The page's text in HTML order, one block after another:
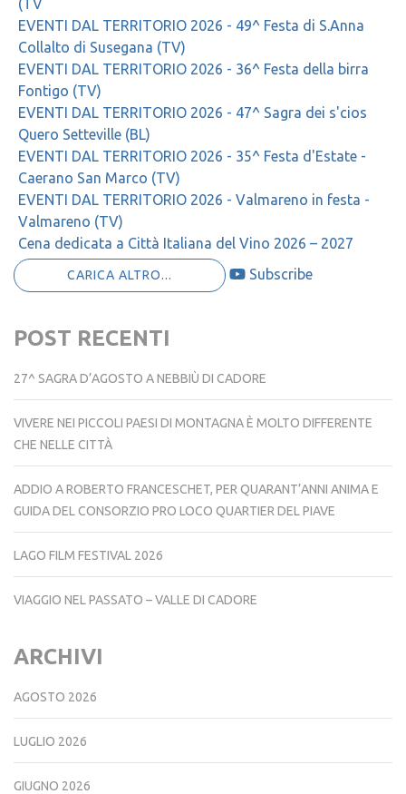
(TV
EVENTI DAL TERRITORIO 2026 - 49^ Festa di S.Anna
Collalto di Susegana (TV)
EVENTI DAL TERRITORIO 2026 - 36^ Festa della birra
Fontigo (TV)
EVENTI DAL TERRITORIO 2026 - 47^ Sagra dei s'cios
Quero Setteville (BL)
EVENTI DAL TERRITORIO 2026 - 35^ Festa d'Estate -
Caerano San Marco (TV)
EVENTI DAL TERRITORIO 2026 - Valmareno in festa -
Valmareno (TV)
Cena dedicata a Città Italiana del Vino 2026 – 2027
CARICA ALTRO... Subscribe
POST RECENTI
27^ SAGRA D’AGOSTO A NEBBIÙ DI CADORE
VIVERE NEI PICCOLI PAESI DI MONTAGNA È MOLTO DIFFERENTE
CHE NELLE CITTÀ
ADDIO A ROBERTO FRANCESCHET, PER QUARANT’ANNI ANIMA E
GUIDA DEL CONSORZIO PRO LOCO QUARTIER DEL PIAVE
LAGO FILM FESTIVAL 2026
VIAGGIO NEL PASSATO – VALLE DI CADORE
ARCHIVI
AGOSTO 2026
LUGLIO 2026
GIUGNO 2026